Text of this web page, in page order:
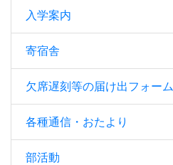
入学案内
寄宿舎
欠席遅刻等の届け出フォーム
各種通信・おたより
部活動